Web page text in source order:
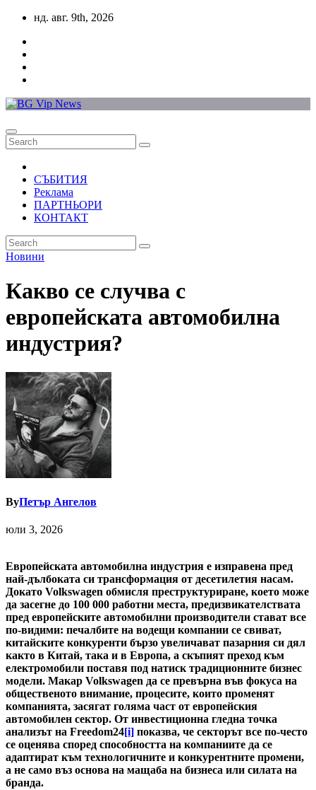
Skip
content
нд. авг. 9th, 2026
СЪБИТИЯ
Реклама
ПАРТНЬОРИ
КОНТАКТ
Новини
Какво се случва с
европейската автомобилна
индустрия?
ByПетър Ангелов
юли 3, 2026
Европейската автомобилна индустрия е изправена пред
най-дълбоката си трансформация от десетилетия насам.
Докато Volkswagen обмисля преструктуриране, което може
да засегне до 100 000 работни места, предизвикателствата
пред европейските автомобилни производители стават все
по-видими: печалбите на водещи компании се свиват,
китайските конкуренти бързо увеличават пазарния си дял
както в Китай, така и в Европа, а скъпият преход към
електромобили поставя под натиск традиционните бизнес
модели. Макар Volkswagen да се превърна във фокуса на
общественото внимание, процесите, които променят
компанията, засягат голяма част от европейския
автомобилен сектор. От инвестиционна гледна точка
анализът на Freedom24[i] показва, че секторът все по-често
се оценява според способността на компаниите да се
адаптират към технологичните и конкурентните промени,
а не само въз основа на мащаба на бизнеса или силата на
бранда.